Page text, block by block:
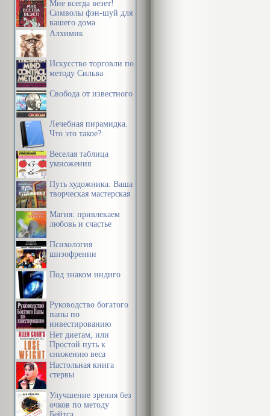
Мне всегда везет!
Символы фэн-шуй для
вашего дома
Алхимик
Искусство торговли по
методу Сильва
Свобода от известного
Лечебная пирамидка.
Что это такое?
Веселая таблица
умножения
Путь художника. Ваша
творческая мастерская
Магия: привлекаем
любовь и счастье
Психология
шизофрении
Под знаком индиго
Руководство богатого
папы по
инвестированию
Нет диетам, или
Простой путь к
снижению веса
Настольная книга
стервы
Улучшение зрения без
очков по методу